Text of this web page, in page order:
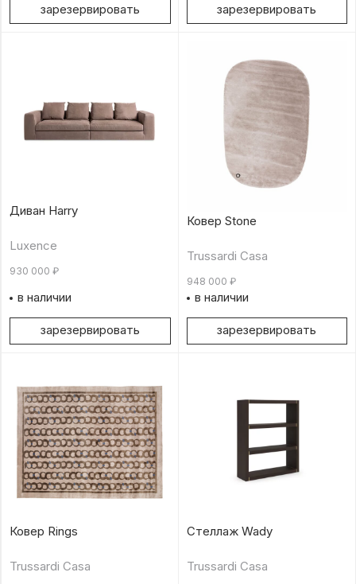
зарезервировать зарезервировать
Диван Harry
Luxence
930 000 ₽
в наличии
зарезервировать
Ковер Stone
Trussardi Casa
948 000 ₽
в наличии
зарезервировать
Ковер Rings
Trussardi Casa
Стеллаж Wady
Trussardi Casa